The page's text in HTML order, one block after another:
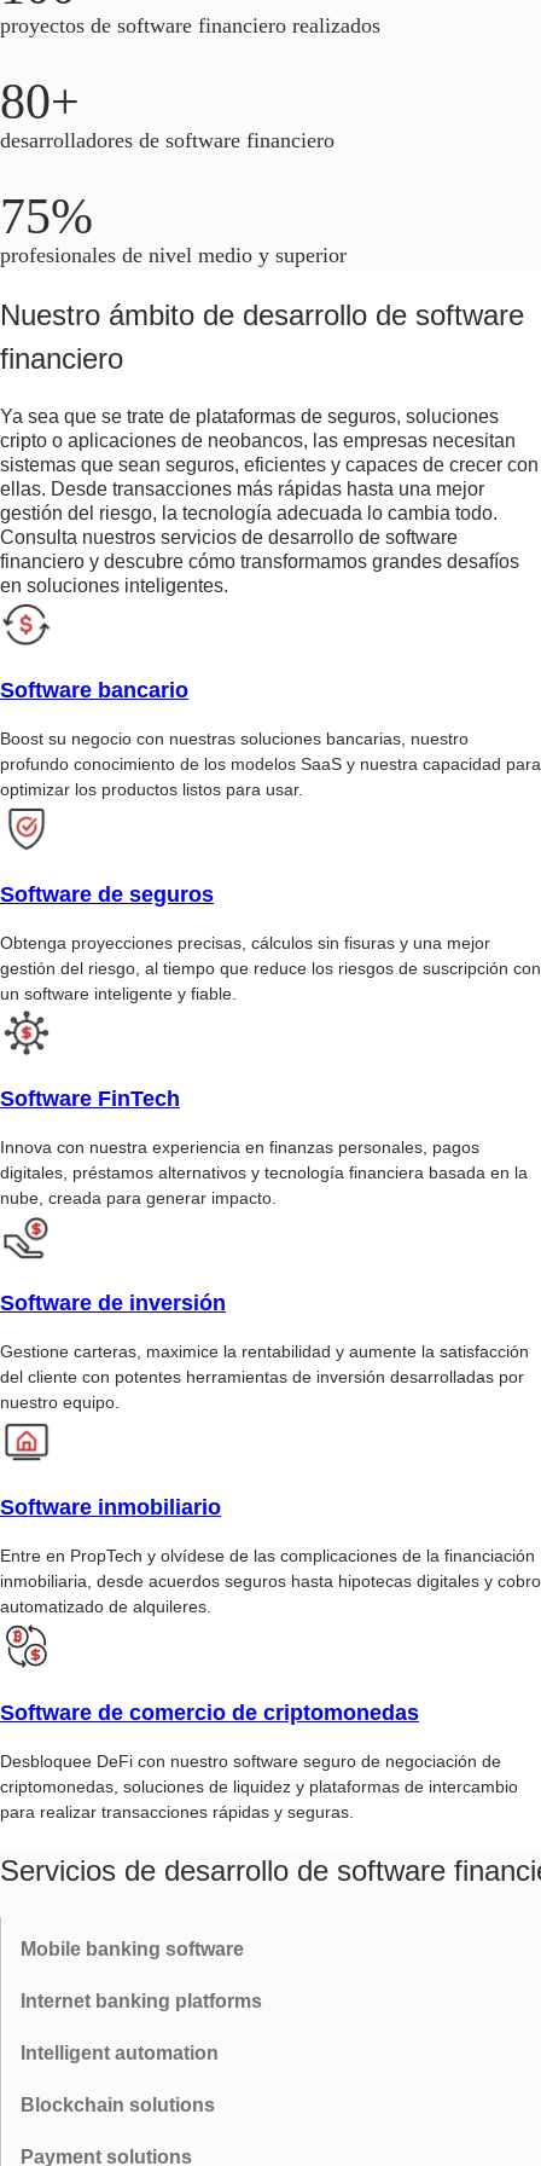
proyectos de software financiero realizados
80+
desarrolladores de software financiero
75%
profesionales de nivel medio y superior
Nuestro ámbito de desarrollo de software
financiero
Ya sea que se trate de plataformas de seguros, soluciones
cripto o aplicaciones de neobancos, las empresas necesitan
sistemas que sean seguros, eficientes y capaces de crecer con
ellas. Desde transacciones más rápidas hasta una mejor
gestión del riesgo, la tecnología adecuada lo cambia todo.
Consulta nuestros servicios de desarrollo de software
financiero y descubre cómo transformamos grandes desafíos
en soluciones inteligentes.
Software bancario
Boost su negocio con nuestras soluciones bancarias, nuestro
profundo conocimiento de los modelos SaaS y nuestra capacidad para
optimizar los productos listos para usar.
Software de seguros
Obtenga proyecciones precisas, cálculos sin fisuras y una mejor
gestión del riesgo, al tiempo que reduce los riesgos de suscripción con
un software inteligente y fiable.
Software FinTech
Innova con nuestra experiencia en finanzas personales, pagos
digitales, préstamos alternativos y tecnología financiera basada en la
nube, creada para generar impacto.
Software de inversión
Gestione carteras, maximice la rentabilidad y aumente la satisfacción
del cliente con potentes herramientas de inversión desarrolladas por
nuestro equipo.
Software inmobiliario
Entre en PropTech y olvídese de las complicaciones de la financiación
inmobiliaria, desde acuerdos seguros hasta hipotecas digitales y cobro
automatizado de alquileres.
Software de comercio de criptomonedas
Desbloquee DeFi con nuestro software seguro de negociación de
criptomonedas, soluciones de liquidez y plataformas de intercambio
para realizar transacciones rápidas y seguras.
Servicios de desarrollo de software
Mobile banking software
Rápidas, seguras y pensadas para los usuarios de hoy. Desde
pagos instantáneos hasta información basada en inteligencia
artificial, creamos aplicaciones de banca móvil que ofrecen a los
usuarios un acceso rápido y sencillo a los servicios bancarios.
Más información
Internet banking platforms
Construimos plataformas en línea de alta velocidad con gestión de
cuentas sencilla, transferencias en tiempo real y una sólida
protección contra el fraude, perfectas tanto para banca personal
Intelligent automation
Desde la automatización de flujos de trabajo hasta la detección de
inteligentes mantienen sus operaciones rápidas, eficientes y
Blockchain solutions
Ofrecemos soluciones que generan confianza y mantienen las
Payment solutions